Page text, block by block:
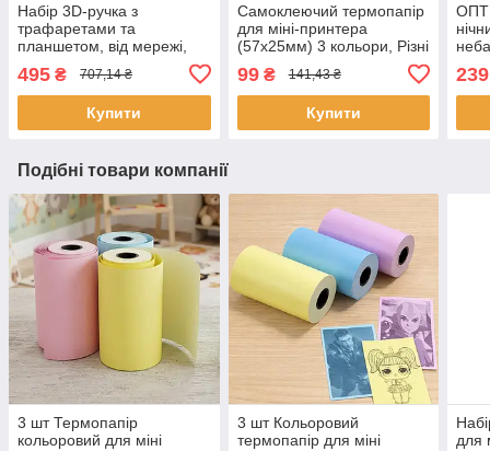
Набір 3D-ручка з
трафаретами та
планшетом, від мережі,
3DPEN-6, Синій / Дитяча
3д ручка / Набір для
творчості
495 ₴ 707,14 ₴
Купити
Самоклеючий термопапір
для міні-принтера
(57x25мм) 3 кольори, Різні
паперу для
термопринтера
99₴ 141,43 ₴
Купити
ОПТ
Подібні товари компанії
3 шт Термопапір
кольоровий для міні
3 шт Кольоровий
термопапір для міні
для